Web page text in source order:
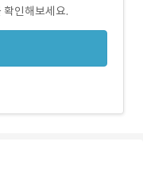
인해보세요.